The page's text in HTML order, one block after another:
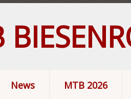
News MTB 2026